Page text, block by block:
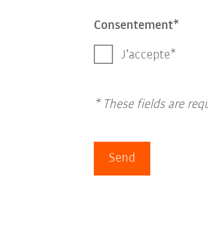
Consentement
J’accepte
* These fields are
Send